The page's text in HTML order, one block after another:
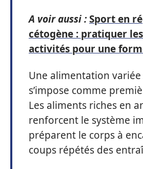
A voir aussi :Sport en
cétogène : pratiquer
activités pour une
Une alimentation
s’impose comme
Les aliments riches en
renforcent le système
préparent le corps à
coups répétés des